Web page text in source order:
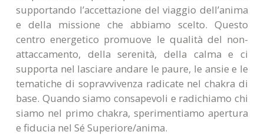
supportando l’accettazione del viaggio dell’anima
e della missione che abbiamo scelto. Questo
centro energetico promuove le qualità del non-
attaccamento, della serenità, della calma e ci
supporta nel lasciare andare le paure, le ansie e le
tematiche di sopravvivenza radicate nel chakra di
base. Quando siamo consapevoli e radichiamo chi
siamo nel primo chakra, sperimentiamo apertura
e fiducia nel Sé Superiore/anima.